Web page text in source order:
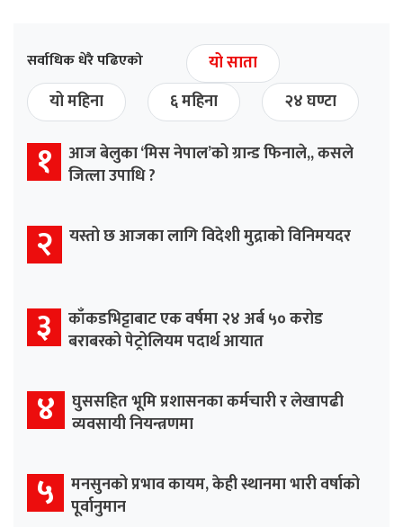
सर्वाधिक धेरै पढिएको
यो साता
यो महिना
६ महिना २४ घण्टा
१
आज बेलुका ‘मिस नेपाल’को ग्रान्ड फिनाले,, कसले
जित्ला उपाधि ?
२ यस्तो छ आजका लागि विदेशी मुद्राको विनिमयदर
३
काँकडभिट्टाबाट एक वर्षमा २४ अर्ब ५० करोड
बराबरको पेट्रोलियम पदार्थ आयात
४
घुससहित भूमि प्रशासनका कर्मचारी र लेखापढी
व्यवसायी नियन्त्रणमा
५
मनसुनको प्रभाव कायम, केही स्थानमा भारी वर्षाको
पूर्वानुमान